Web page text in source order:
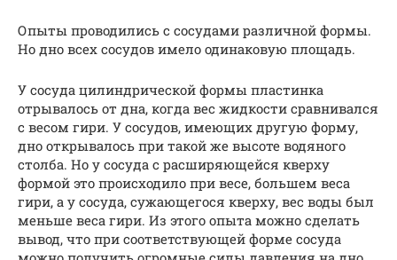
Опыты проводились с сосудами различной формы.
Но дно всех сосудов имело одинаковую площадь.
У сосуда цилиндрической формы пластинка
отрывалось от дна, когда вес жидкости сравнивался
с весом гири. У сосудов, имеющих другую форму,
дно открывалось при такой же высоте водяного
столба. Но у сосуда с расширяющейся кверху
формой это происходило при весе, большем веса
гири, а у сосуда, сужающегося кверху, вес воды был
меньше веса гири. Из этого опыта можно сделать
вывод, что при соответствующей форме сосуда